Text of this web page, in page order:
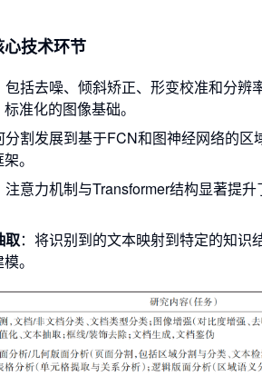
心技术环节
包括去噪、倾斜矫正、形变校准和分
准化的图像基础。
分割发展到基于FCN和图神经网络的
。
注意力机制与Transformer结构显著提
取：将识别到的文本映射到特定的知
。